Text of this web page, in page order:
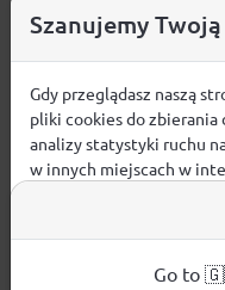
Szanujemy
Gdy przeglądasz naszą
pliki cookies do zbierania
analizy statystyki ruchu
w innych miejscach w
używanych plików
Aby dowiedzieć sięGo to